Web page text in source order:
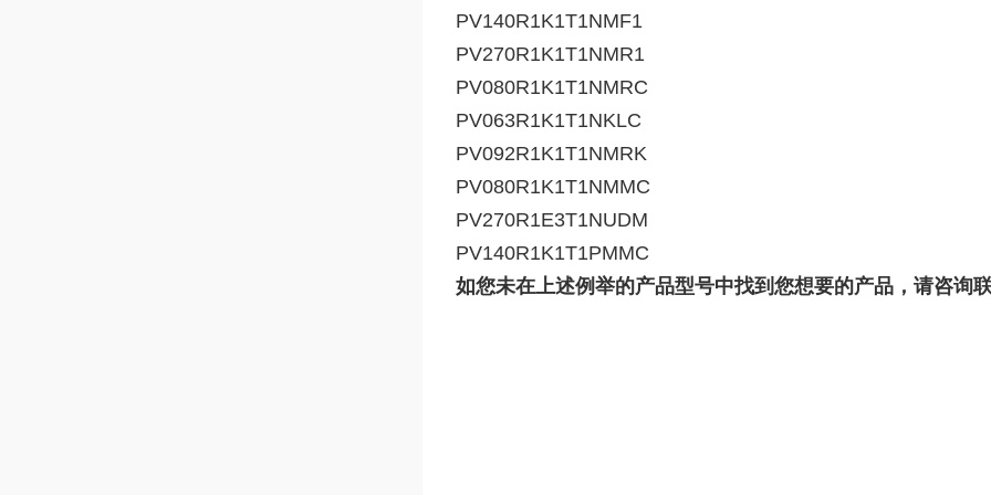
PV140R1K1T1NMF1
PV270R1K1T1NMR1
PV080R1K1T1NMRC
PV063R1K1T1NKLC
PV092R1K1T1NMRK
PV080R1K1T1NMMC
PV270R1E3T1NUDM
PV140R1K1T1PMMC
如您未在上述例举的产品型号中找到您想要的产品，请咨询